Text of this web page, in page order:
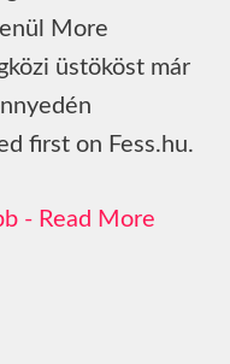
More
üstököst már
first on Fess.hu.
Read More